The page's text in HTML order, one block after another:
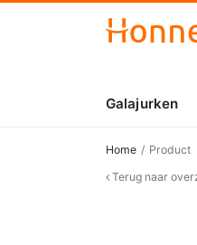
Galajurken
Home
Product
Terug naar